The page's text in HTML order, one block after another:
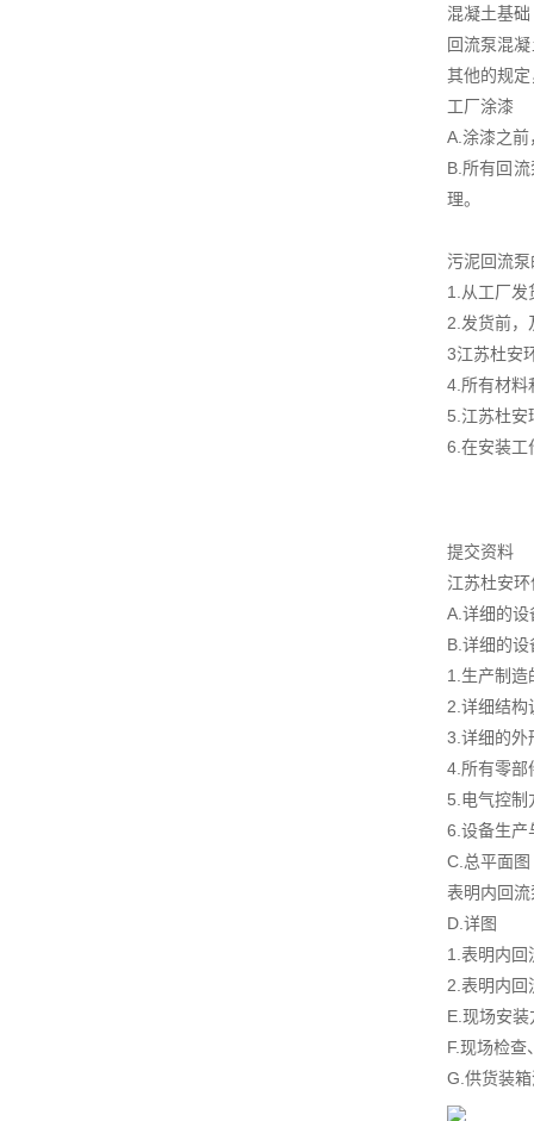
混凝土基础
回流泵混
其他的规
工厂涂漆
A.涂漆之
B.所有回
理。
污泥回流
1.从工厂发
2.发货前，
3江苏杜安
4.所有材料
5.江苏杜安
6.在安装工
提交资料
江苏杜安
A.详细的
B.详细的
1.生产制造
2.详细结构
3.详细的外
4.所有零部
5.电气控制
6.设备生产
C.总平面图
表明内回
D.详图
1.表明内回
2.表明内回
E.现场安
F.现场检查
G.供货装